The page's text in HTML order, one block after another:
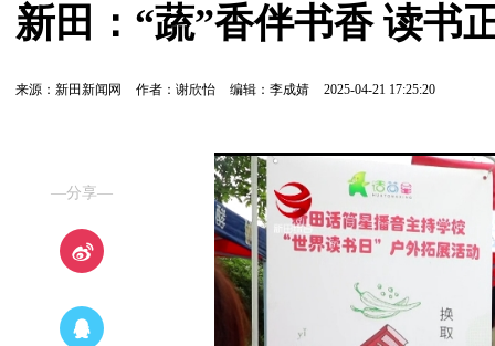
新田：“蔬”香伴书香 读书
来源：新田新闻网 作者：谢欣怡 编辑：李成婧 2025-04-21 17:25:20
—分享—